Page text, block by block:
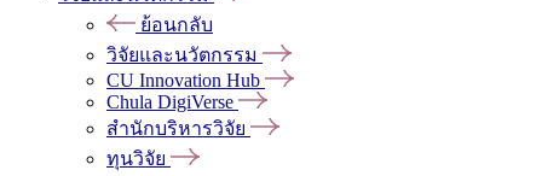
ย้อนกลับ
วิจัยและนวัตกรรม
CU Innovation Hub
Chula DigiVerse
สำนักบริหารวิจัย
ทุนวิจัย